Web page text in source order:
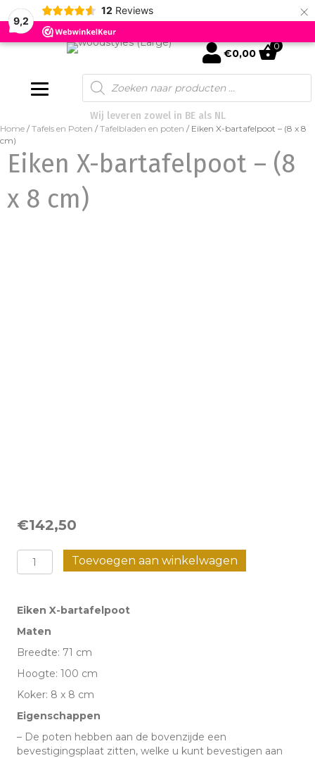
9,2
12 Reviews ×
mijn account
€0,00
0
Products
search
Wij leveren zowel in BE als NL
Home / Tafels en Poten / Tafelbladen en poten / Eiken X-bartafelpoot – (8 x 8
cm)
Eiken X-bartafelpoot – (8
x 8 cm)
€142,50
Eiken
X-
(8
x
8
cm)
aantal
Toevoegen aan winkelwagen
Eiken X-bartafelpoot
Maten
Breedte: 71 cm
Hoogte: 100 cm
Koker: 8 x 8 cm
Eigenschappen
– De poten hebben aan de bovenzijde een
bevestigingsplaat zitten, welke u kunt bevestigen aan